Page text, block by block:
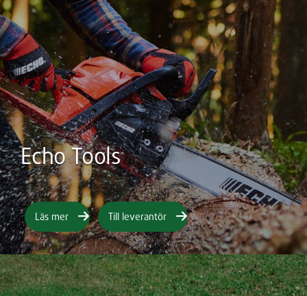
Echo Tools
Läs mer Till leverantör